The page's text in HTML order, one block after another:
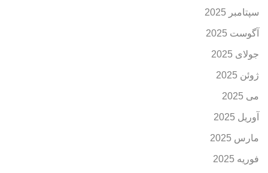
سپتامبر 2025
آگوست 2025
جولای 2025
ژوئن 2025
می 2025
آوریل 2025
مارس 2025
فوریه 2025